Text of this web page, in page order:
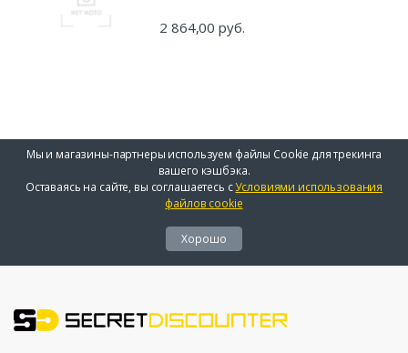
2 864,00 руб.
Мы и магазины-партнеры используем файлы Cookie для трекинга
вашего кэшбэка.
Оставаясь на сайте, вы соглашаетесь сУсловиями использования
файлов cookie
Хорошо